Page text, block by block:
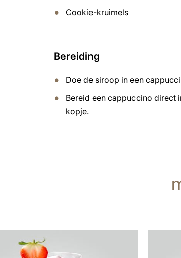
Cookie-kruimels
Bereiding
Doe de siroop in een
Bereid een cappuccino direct
kopje.